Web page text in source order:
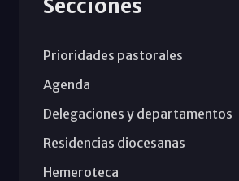
Secciones
Prioridades pastorales
Agenda
Delegaciones y departamentos
Residencias diocesanas
Hemeroteca